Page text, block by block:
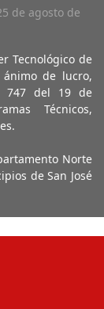
de agosto de
Tecnológico de
de lucro,
747 del 19 de
Técnicos,
Norte
de San José